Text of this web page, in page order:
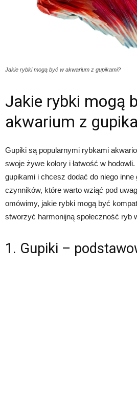
Jakie rybki mogą być w akwarium z gupikami?
Jakie rybki mogą
akwarium z
Gupiki są popularnymi rybkami
swoje żywe kolory i łatwość w
gupikami i chcesz dodać do niego
czynników, które warto wziąć pod
omówimy, jakie rybki mogą być
stworzyć harmonijną społeczność ryb
1. Gupiki –